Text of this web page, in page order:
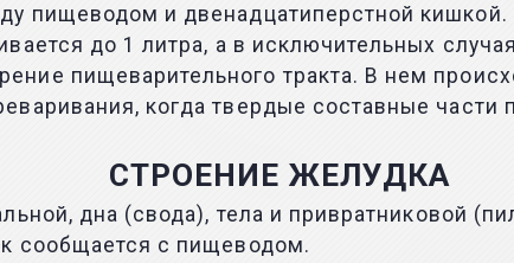
пищеводом и двенадцатиперстной
до 1 литра, а в исключительных
пищеварительного тракта. В нем
когда твердые составные
СТРОЕНИЕ ЖЕЛУДКА
дна (свода), тела и привратниковой
сообщается с пищеводом.